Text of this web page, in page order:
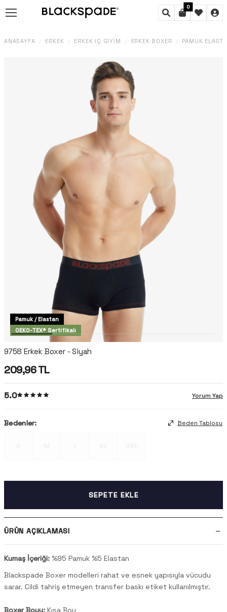
0
ANASAYFA / ERKEK / ERKEK İÇ GIYIM / ERKEK BOXER / PAMUK
Pamuk / Elastan
OEKO-TEX® Sertifikalı
9758 Erkek Boxer - Siyah
209,96TL
5.0 Yorum Yap
Bedenler: Beden Tablosu
SEPETE EKLE
ÜRÜN AÇIKLAMASI
Kumaş İçeriği: %95 Pamuk %5 Elastan
Blackspade Boxer modelleri rahat ve esnek yapısıyla vücudu
sarar. Cildi tahriş etmeyen transfer baskı etiket kullanılmıştır.
Boxer Boyu: Kısa Boy